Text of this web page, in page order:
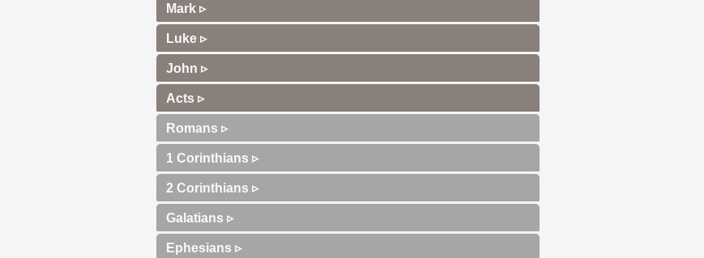
Mark ▹
Luke ▹
John ▹
Acts ▹
Romans ▹
1 Corinthians ▹
2 Corinthians ▹
Galatians ▹
Ephesians ▹